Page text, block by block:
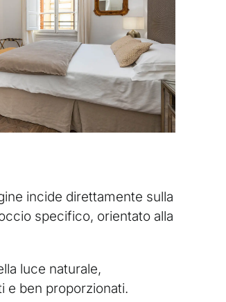
incide direttamente sulla
specifico, orientato alla
luce naturale,
e ben proporzionati.